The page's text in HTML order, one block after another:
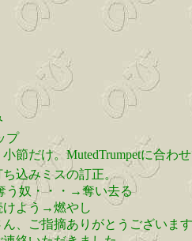
プ
節だけ。MutedTrumpetに合わ
ち込みミスの訂正。
う奴・・・→奪い去る
けよう→燃やし
、ご指摘ありがとうございます